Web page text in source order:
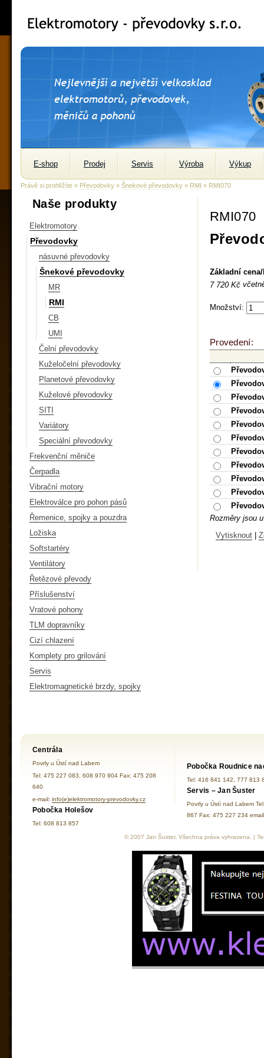
E-shop Prodej Servis Výroba Výkup
Právě si prohlížíte » Převodovky » Šnekové převodovky » RMI » RMI070
Naše produkty
Elektromotory
Převodovky
násuvné převodovky
Šnekové převodovky
MR
RMI
CB
UMI
Čelní převodovky
Kuželočelní převodovky
Planetové převodovky
Kuželové převodovky
SITI
Variátory
Speciální převodovky
Frekvenční měniče
Čerpadla
Vibrační motory
Elektroválce pro pohon pásů
Řemenice, spojky a pouzdra
Ložiska
Softstartéry
Ventilátory
Řetězové převody
Příslušenství
Vratové pohony
TLM dopravníky
Cizí chlazení
Komplety pro grilování
Servis
Elektromagnetické brzdy, spojky
RMI070
Základní
7 720 Kč
Množství:
Provedení:
Rozměry jsou
Vytisknout
Centrála
Povrly u Ústí nad Labem
Tel: 475 227 083, 608 970 904 Fax: 475 208
640
e-mail: info(e)elektromotory-prevodovky.cz
Pobočka Holešov
Tel: 608 813 857
Pobočka Roudnice
Tel: 416 841 142, 777 813
Servis – Jan Šuster
Povrly u Ústí nad Labem
867 Fax: 475 227 234
© 2007 Jan Šuster, Všechna práva vyhrazena. |